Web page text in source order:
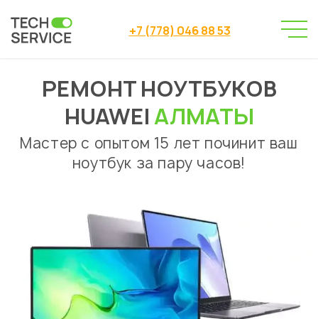
+7 (778) 046 88 53
Сервисный центр → Ремонт ноутбуков
Huawei
РЕМОНТ НОУТБУКОВ
HUAWEIАЛМАТЫ
Мастер с опытом 15 лет починит ваш
ноутбук за пару часов!